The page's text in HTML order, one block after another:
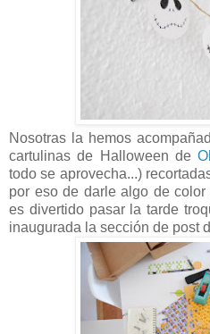
Nosotras la hemos
cartulinas de Halloween de
todo se aprovecha...)
por eso de darle algo de
es divertido pasar la tarde
inaugurada la sección de post